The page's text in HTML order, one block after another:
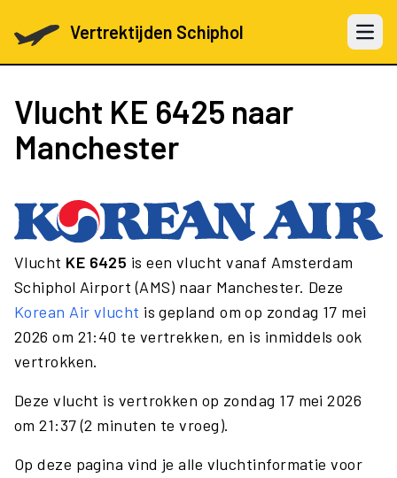
Vertrektijden Schiphol Open
Vlucht KE 6425 naar
Manchester
Vlucht KE 6425 is een vlucht vanaf Amsterdam
Schiphol Airport (AMS) naar Manchester. Deze
Korean Air vlucht is gepland om op zondag 17 mei
2026 om 21:40 te vertrekken, en is inmiddels ook
vertrokken.
Deze vlucht is vertrokken op zondag 17 mei 2026
om 21:37 (2 minuten te vroeg).
Op deze pagina vind je alle vluchtinformatie voor